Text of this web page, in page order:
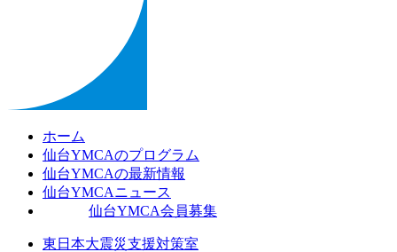
ホーム
仙台YMCAのプログラム
仙台YMCAの最新情報
仙台YMCAニュース
仙台YMCA会員募集
東日本大震災支援対策室